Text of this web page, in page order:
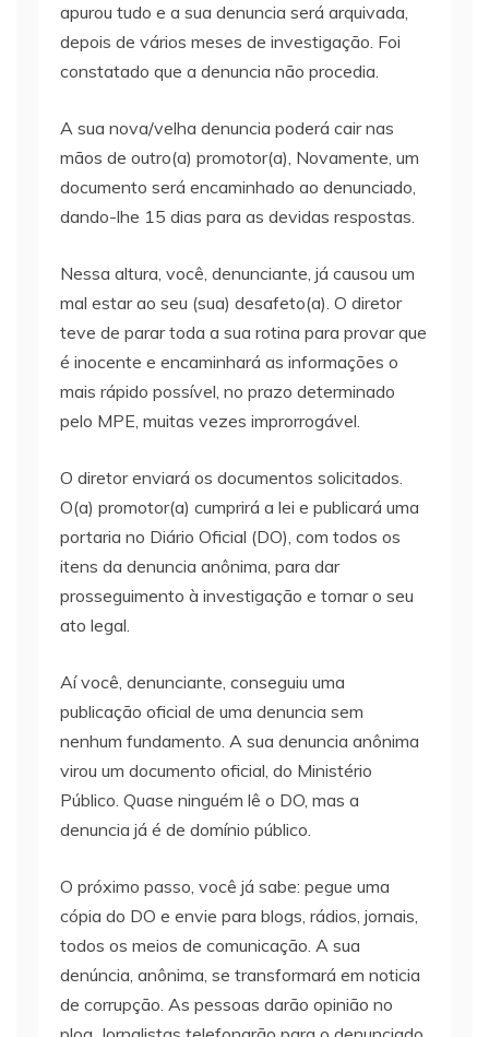
apurou tudo e a sua denuncia será arquivada,
depois de vários meses de investigação. Foi
constatado que a denuncia não procedia.
A sua nova/velha denuncia poderá cair nas
mãos de outro(a) promotor(a), Novamente, um
documento será encaminhado ao denunciado,
dando-lhe 15 dias para as devidas respostas.
Nessa altura, você, denunciante, já causou um
mal estar ao seu (sua) desafeto(a). O diretor
teve de parar toda a sua rotina para provar que
é inocente e encaminhará as informações o
mais rápido possível, no prazo determinado
pelo MPE, muitas vezes improrrogável.
O diretor enviará os documentos solicitados.
O(a) promotor(a) cumprirá a lei e publicará uma
portaria no Diário Oficial (DO), com todos os
itens da denuncia anônima, para dar
prosseguimento à investigação e tornar o seu
ato legal.
Aí você, denunciante, conseguiu uma
publicação oficial de uma denuncia sem
nenhum fundamento. A sua denuncia anônima
virou um documento oficial, do Ministério
Público. Quase ninguém lê o DO, mas a
denuncia já é de domínio público.
O próximo passo, você já sabe: pegue uma
cópia do DO e envie para blogs, rádios, jornais,
todos os meios de comunicação. A sua
denúncia, anônima, se transformará em noticia
de corrupção. As pessoas darão opinião no